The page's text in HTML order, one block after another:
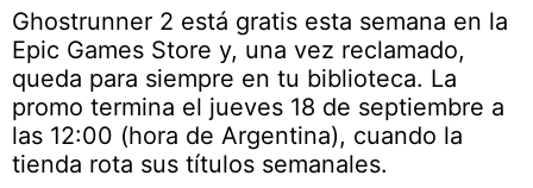
Ghostrunner 2 está gratis esta semana en la
Epic Games Store y, una vez reclamado,
queda para siempre en tu biblioteca. La
promo termina el jueves 18 de septiembre a
las 12:00 (hora de Argentina), cuando la
tienda rota sus títulos semanales.